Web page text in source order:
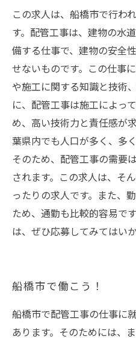
この求人は、船橋市で行わ
す。配管工事は、建物の水
備する仕事で、建物の安全
せないものです。この仕事
や施工に関する知識と技術
に、配管工事は施工によっ
め、高い技術力と責任感が
葉県内でも人口が多く、多
そのため、配管工事の需要
されます。この求人は、そ
ったりの求人です。また、
ため、通勤も比較的容易で
は、ぜひ応募してみてはい
船橋市で働こう！
船橋市で配管工事の仕事に
あります。そのためには、